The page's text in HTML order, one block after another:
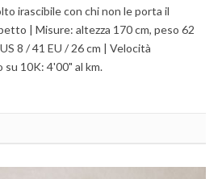
irascibile con chi non le porta il
| Misure: altezza 170 cm, peso 62
8 / 41 EU / 26 cm | Velocità
10K: 4'00" al km.